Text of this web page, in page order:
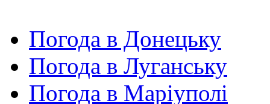
Погода в Донецьку
Погода в Луганську
Погода в Маріуполі